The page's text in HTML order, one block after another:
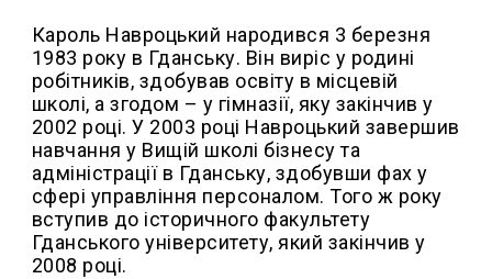
Кароль Навроцький народився 3 березня
1983 року в Гданську. Він виріс у родині
робітників, здобував освіту в місцевій
школі, а згодом – у гімназії, яку закінчив у
2002 році. У 2003 році Навроцький завершив
навчання у Вищій школі бізнесу та
адміністрації в Гданську, здобувши фах у
сфері управління персоналом. Того ж року
вступив до історичного факультету
Гданського університету, який закінчив у
2008 році.